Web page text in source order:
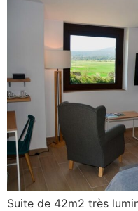
Suite de 42m2 très